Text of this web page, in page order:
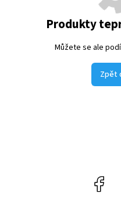
Produkty
Můžete se ale
Zpět